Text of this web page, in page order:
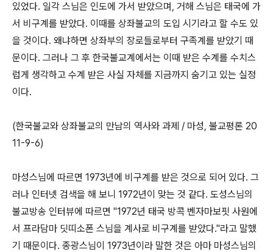
있었다. 일각 스님은 인도에 가서 받았으며, 거해 스님은 태국에 가
서 비구계를 받았다. 이때를 상좌불교의 도입 시기라고 할 수도 있
을 것이다. 왜냐하면 상좌부의 장로들로부터 구족계를 받았기 때
문이다. 그러나 그 후 한국불교계에서는 이때 받은 수계를 수치스
럽게 생각하고 수계 받은 사실 자체를 지금까지 숨기고 있는 실정
이다.
(한국불교와 상좌불교의 만남의 역사와 과제 / 마성, 불교평론 20
11-9-6)
마성스님에 따르면 1973년에 비구계를 받은 것으로 되어 있다. 그
러나 인터넷 검색을 해 보니 1972년이 맞는 것 같다. 도성스님의
불교방송 인터뷰에 따르면 "1972년 태국 방콕 벤자마보핏 사원에
서 프라담마 딧띠소폰 스님을 계사로 비구계를 받았다."라고 말했
기 때문이다. 종광스님이 1973년이라 말한 것은 아마 마성스님의